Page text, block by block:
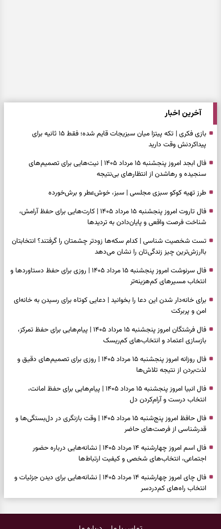
آخرین اخبار
بازی فکری | تکه پیتزا میان سبزیجات قایم شده؛ فقط ۱۵ ثانیه برای
پیداکردنش وقت دارید
فال ابجد امروز پنجشنبه ۱۵ مرداد ۱۴۰۵ | نیت‌هایی برای تصمیم‌های
سنجیده و رهاشدن از انتظارهای بی‌نتیجه
طرز تهیه کوکو سبزی مجلسی | سبز، خوش‌عطر و برش‌خورده
فال تاروت امروز پنجشنبه ۱۵ مرداد ۱۴۰۵ | کارت‌هایی برای حفظ آرامش،
شناخت فرصت واقعی و پایان‌دادن به تردیدها
تست شخصیت شناسی | کدام سکه‌ها زودتر چشمتان را گرفتند؟ انتخابتان
باارزش‌ترین چیز زندگی‌تان را نشان می‌دهد
فال سرنوشت امروز پنجشنبه ۱۵ مرداد ۱۴۰۵ | روزی برای حفظ دستاوردها و
انتخاب مسیرهای کم‌هزینه‌تر
برای خانه‌دار شدن این دعا را بخوانید | دعایی کوتاه برای رسیدن به خانه‌ای
امن و پربرکت
فال فرشتگان امروز پنجشنبه ۱۵ مرداد ۱۴۰۵ | پیام‌هایی برای حفظ تمرکز،
بازسازی اعتماد و انتخاب‌های کم‌ریسک
فال روزانه امروز پنجشنبه ۱۵ مرداد ۱۴۰۵ | روزی برای تصمیم‌های دقیق و
لذت‌بردن از نتیجه تلاش‌ها
فال انبیا امروز پنجشنبه ۱۵ مرداد ۱۴۰۵ | پیام‌هایی برای حفظ امانت،
انتخاب درست و آرام‌کردن دل
فال حافظ امروز پنج‌شنبه ۱۵ مرداد ۱۴۰۵ | وقت بازنگری در دل‌بستگی‌ها و
قدرشناسی از فرصت‌های حاضر
فال اسم امروز چهارشنبه ۱۴ مرداد ۱۴۰۵ | نشانه‌هایی درباره حضور
اجتماعی، انتخاب‌های شخصی و کیفیت ارتباط‌ها
فال چای امروز چهارشنبه ۱۴ مرداد ۱۴۰۵ | نشانه‌هایی برای دیدن جزئیات و
انتخاب راه‌های کم‌دردسر